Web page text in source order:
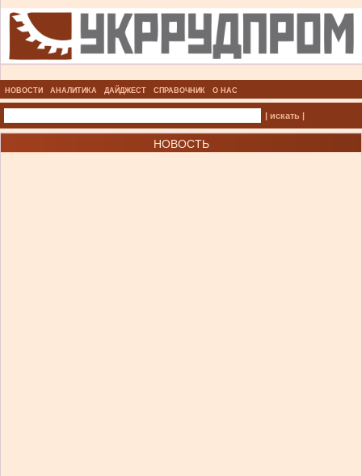
НОВОСТИ АНАЛИТИКА ДАЙДЖЕСТ СПРАВОЧНИК О НАС
| искать |
НОВОСТЬ